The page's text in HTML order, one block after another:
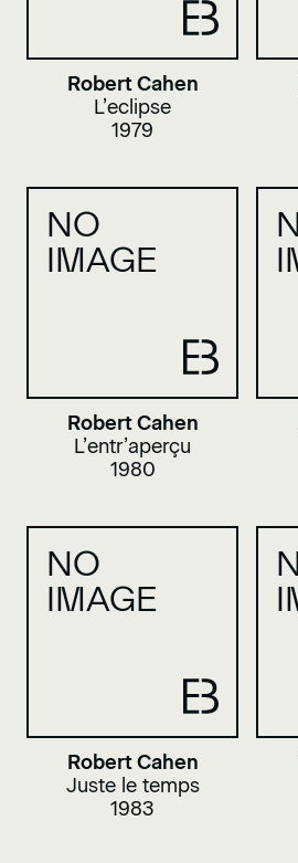
Robert Cahen
L’eclipse
1979
NO
IMAGE
Robert Cahen
L’entr’aperçu
1980
NO
IMAGE
Robert Cahen
Juste le temps
1983